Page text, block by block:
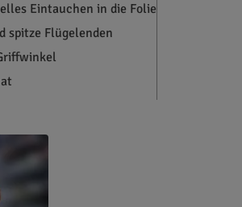
Eintauchen in die Folie
spitze Flügelenden